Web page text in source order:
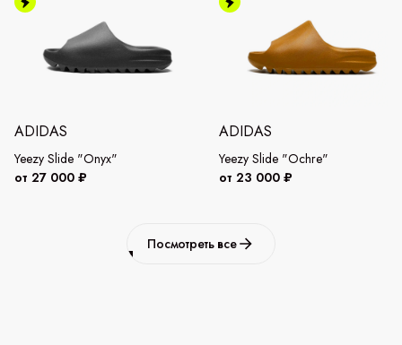
ADIDAS
Yeezy Slide "Onyx"
от 27 000 ₽
ADIDAS
Yeezy Slide "Ochre"
от 23 000 ₽
Посмотреть все